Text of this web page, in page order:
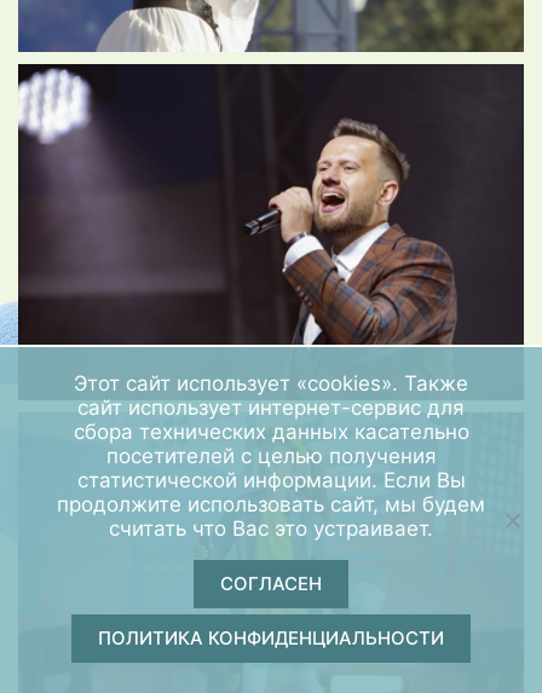
Этот сайт использует «cookies». Также
сайт использует интернет-сервис для
сбора технических данных касательно
посетителей с целью получения
статистической информации. Если Вы
продолжите использовать сайт, мы будем
считать что Вас это устраивает.
СОГЛАСЕН
ПОЛИТИКА КОНФИДЕНЦИАЛЬНОСТИ